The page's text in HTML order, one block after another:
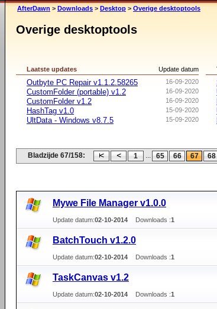
AfterDawn > Downloads > Desktop > Overige desktoptools
Overige desktoptools
Update datum
Laatste updates
16-09-2020
Outbyte PC Repair v1.1.2.58265
16-09-2020
CustomFolder (portable) v1.2
16-09-2020
CustomFolder v1.2
15-09-2020
HashTag v1.0
15-09-2020
UltData - Windows v8.7.5
Bladzijde 67/158: 1 ... 65 66 67 68
Mywe File Manager v1.0.0
Update datum:02-10-2014 Downloads :1
BatchTouch v1.2.0
Update datum:02-10-2014 Downloads :1
TaskCanvas v1.2
Update datum:02-10-2014 Downloads :1